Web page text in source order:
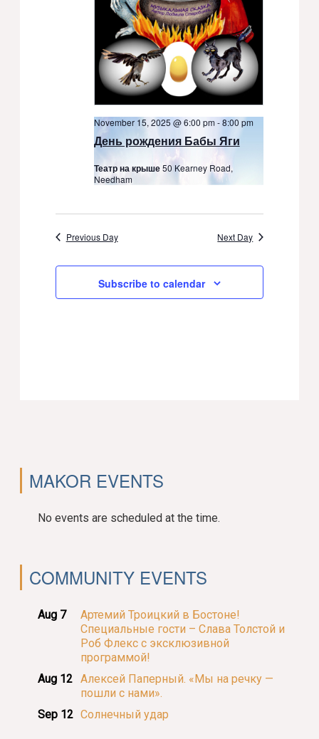
День рождения Бабы Яги
November 15, 2025 @ 6:00 pm-8:00 pm
Театр на крыше50 Kearney Road,
Needham
Previous Day Next Day
Subscribe to calendar
MAKOR EVENTS
No events are scheduled at the time.
COMMUNITY EVENTS
Aug 7
Артемий Троицкий в Бостоне!
Специальные гости – Слава Толстой и
Роб Флекс с эксклюзивной
программой!
Aug 12 Алексей Паперный. «Мы на речку —
пошли с нами».
Sep 12 Солнечный удар